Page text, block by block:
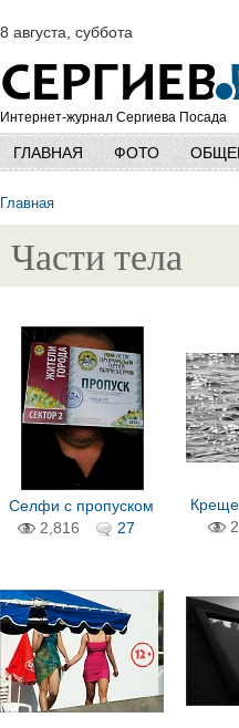
8 августа, суббота
Интернет-журнал Сергиева Посада
ГЛАВНАЯ ФОТО
Главная
Части тела
Селфи с пропуском
2,816
27